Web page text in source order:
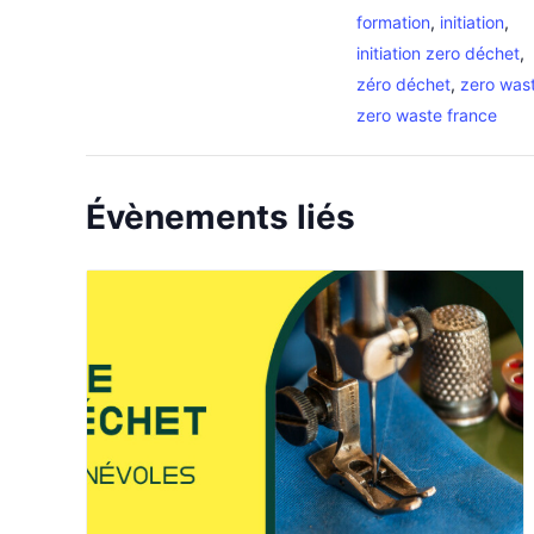
formation, initiation,
initiation zero déchet,
zéro déchet, zero
zero waste france
Évènements liés